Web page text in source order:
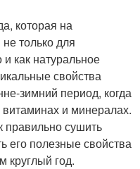
которая на
только для
как натуральное
свойства
зимний период, когда
и минералах.
правильно сушить
его полезные свойства
круглый год.